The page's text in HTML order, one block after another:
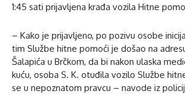
1:45 sati prijavljena krađa vozila Hitne
– Kako je prijavljeno, po pozivu osobe
tim Službe hitne pomoći je došao na
Šalapića u Brčkom, da bi nakon ulaska
kuću, osoba S. K. otuđila vozilo Službe
se u nepoznatom pravcu – navode iz